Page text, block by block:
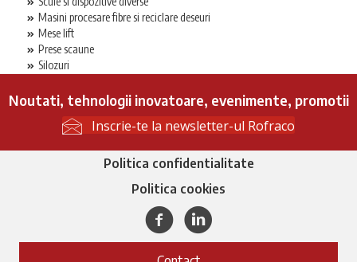
Masini procesare fibre si reciclare deseuri
Mese lift
Prese scaune
Silozuri
Noutati, tehnologii inovatoare, evenimente, promotii
Inscrie-te la newsletter-ul Rofraco
Politica confidentialitate
Politica cookies
FacebookLinkedin